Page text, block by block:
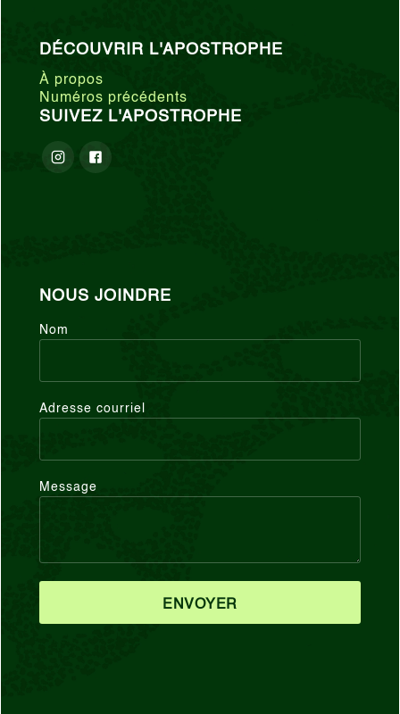
DÉCOUVRIR L'APOSTROPHE
À propos
Numéros précédents
SUIVEZ L'APOSTROPHE
NOUS JOINDRE
Nom
Adresse courriel
Message